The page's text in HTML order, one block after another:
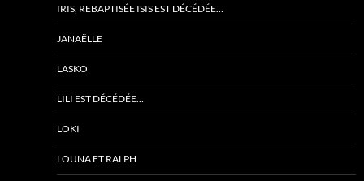
IRIS, REBAPTISÉE ISIS EST DÉCÉDÉE…
JANAËLLE
LASKO
LILI EST DÉCÉDÉE…
LOKI
LOUNA ET RALPH